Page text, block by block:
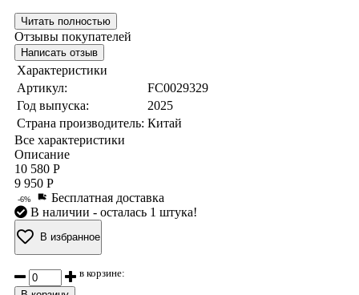
Читать полностью
Отзывы покупателей
Написать отзыв
Характеристики
Артикул:
FC0029329
Год выпуска:
2025
Страна производитель: Китай
Все характеристики
Описание
10 580 Р
9 950 Р
-6%
Бесплатная доставка
В наличии - осталась 1 штука!
В избранное
в корзине: